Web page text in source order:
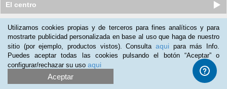
El centro
Nuestros clientes opinan:
Jose Ortega(19-03-2020)
Curso muy bueno y de gran ayuda práctica.
Marcelo Palominos
Utilizamos cookies propias y de terceros para fines analíticos y para
mostrarte publicidad personalizada en base al uso que haga de nuestro
sitio (por ejemplo, productos vistos). Consulta aqui para más Info.
Puedes aceptar todas las cookies pulsando el botón “Aceptar” o
configurar/rechazar su uso aqui
Aceptar